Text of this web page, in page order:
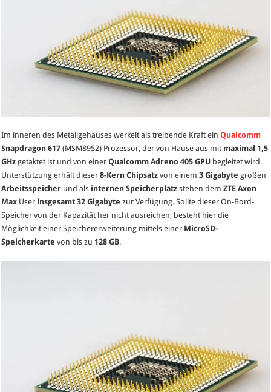
Im inneren des Metallgehäuses werkelt als treibende Kraft einQualcomm
Snapdragon 617 (MSM8952) Prozessor, der von Hause aus mit maximal 1,5
GHz getaktet ist und von einerQualcomm Adreno 405 GPU begleitet wird.
Unterstützung erhält dieser8-Kern Chipsatz von einem3 Gigabyte großen
Arbeitsspeicher und als internen Speicherplatz stehen demZTE Axon
Max User insgesamt 32 Gigabyte zur Verfügung. Sollte dieser On-Bord-
Speicher von der Kapazität her nicht ausreichen, besteht hier die
Möglichkeit einer Speichererweiterung mittels einer MicroSD-
Speicherkarte von bis zu128 GB.